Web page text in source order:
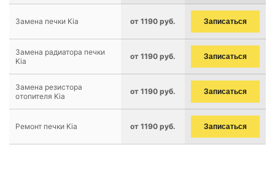
Замена печки Kia от 1190 руб. Записаться
Замена радиатора печки
Kia
от 1190 руб. Записаться
Замена резистора
отопителя Kia
от 1190 руб. Записаться
Ремонт печки Kia от 1190 руб. Записаться